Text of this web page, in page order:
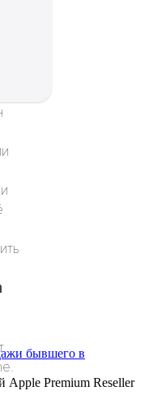
бывшего в
Premium Reseller